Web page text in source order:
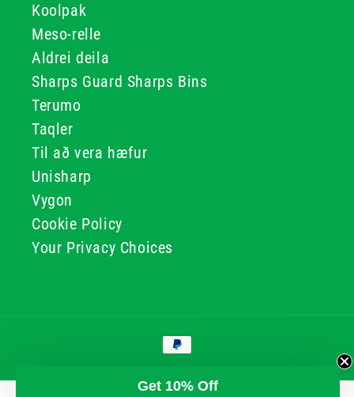
Koolpak
Meso-relle
Aldrei deila
Sharps Guard Sharps Bins
Terumo
Taqler
Til að vera hæfur
Unisharp
Vygon
Cookie Policy
Your Privacy Choices
Greiðslumáta
Get 10% Off